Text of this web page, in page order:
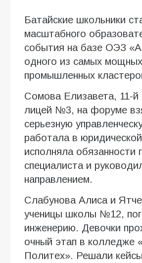
Батайские школьники
масштабного
события на базе ОЭЗ
одного из самых мощных
промышленных
Сомова Елизавета, 11-й
лицей №3, на форуме
серьезную
работала в
исполняла обязанности
специалиста и
направлением.
Слабунова Алиса и
ученицы школы №12,
инженерию. Девочки
очный этап в колледже
Политех». Решали